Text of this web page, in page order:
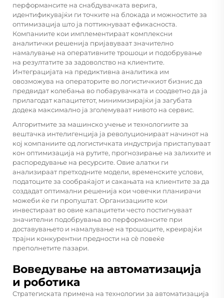
перформансите на снабдувачката верига,
идентификувајќи ги точките на блокада и можностите за
оптимизација што ја поттикнуваат ефикасноста.
Компаниите кои имплементираат комплексни
аналитички решенија пријавуваат значително
намалување на оперативните трошоци и подобрување
на резултатите за задоволство на клиентите.
Интеграцијата на предиктивна аналитика им
овозможува на операторите во логистичкиот бизнис да
предвидат колебања во побарувачката и соодветно да ја
прилагодат капацитетот, минимизирајќи ја загубата
додека максимално ја зголемуваат нивото на сервис.
Алгоритмите за машинско учење и технологиите за
вештачка интелигенција ја револуционираат начинот на
кој компаниите од логистичката индустрија пристапуваат
кон оптимизација на рутите, прогнозирање на залихите и
распоредување на ресурсите. Овие алатки ги
анализираат претходните модели, временските услови,
податоците за сообраќајот и сакањата на клиентите за да
создадат оптимални решенија кои човечки планирачи
можеби ќе ги пропуштат. Организациите кои
инвестираат во овие капацитети често постигнуваат
значителни подобрувања во перформансите при
доставувањето и намалување на трошоците, креирајќи
трајни конкурентни предности на сè повеќе
преполнетите пазари.
Воведување на автоматизација
и роботика
Стратегиската примена на технологии за автоматизација